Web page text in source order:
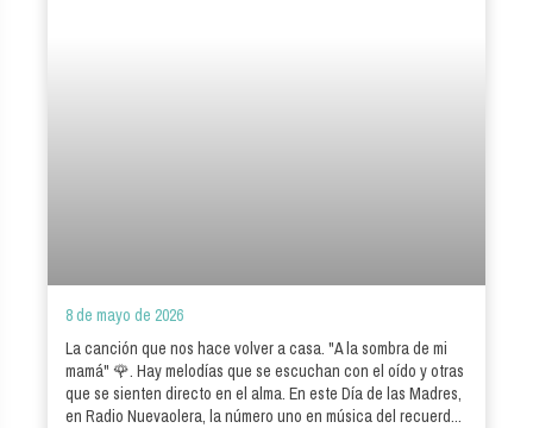
8 de mayo de 2026
La canción que nos hace volver a casa. "A la sombra de mi
mamá" 🌹. Hay melodías que se escuchan con el oído y otras
que se sienten directo en el alma. En este Día de las Madres,
en Radio Nuevaolera, la número uno en música del recuerd...